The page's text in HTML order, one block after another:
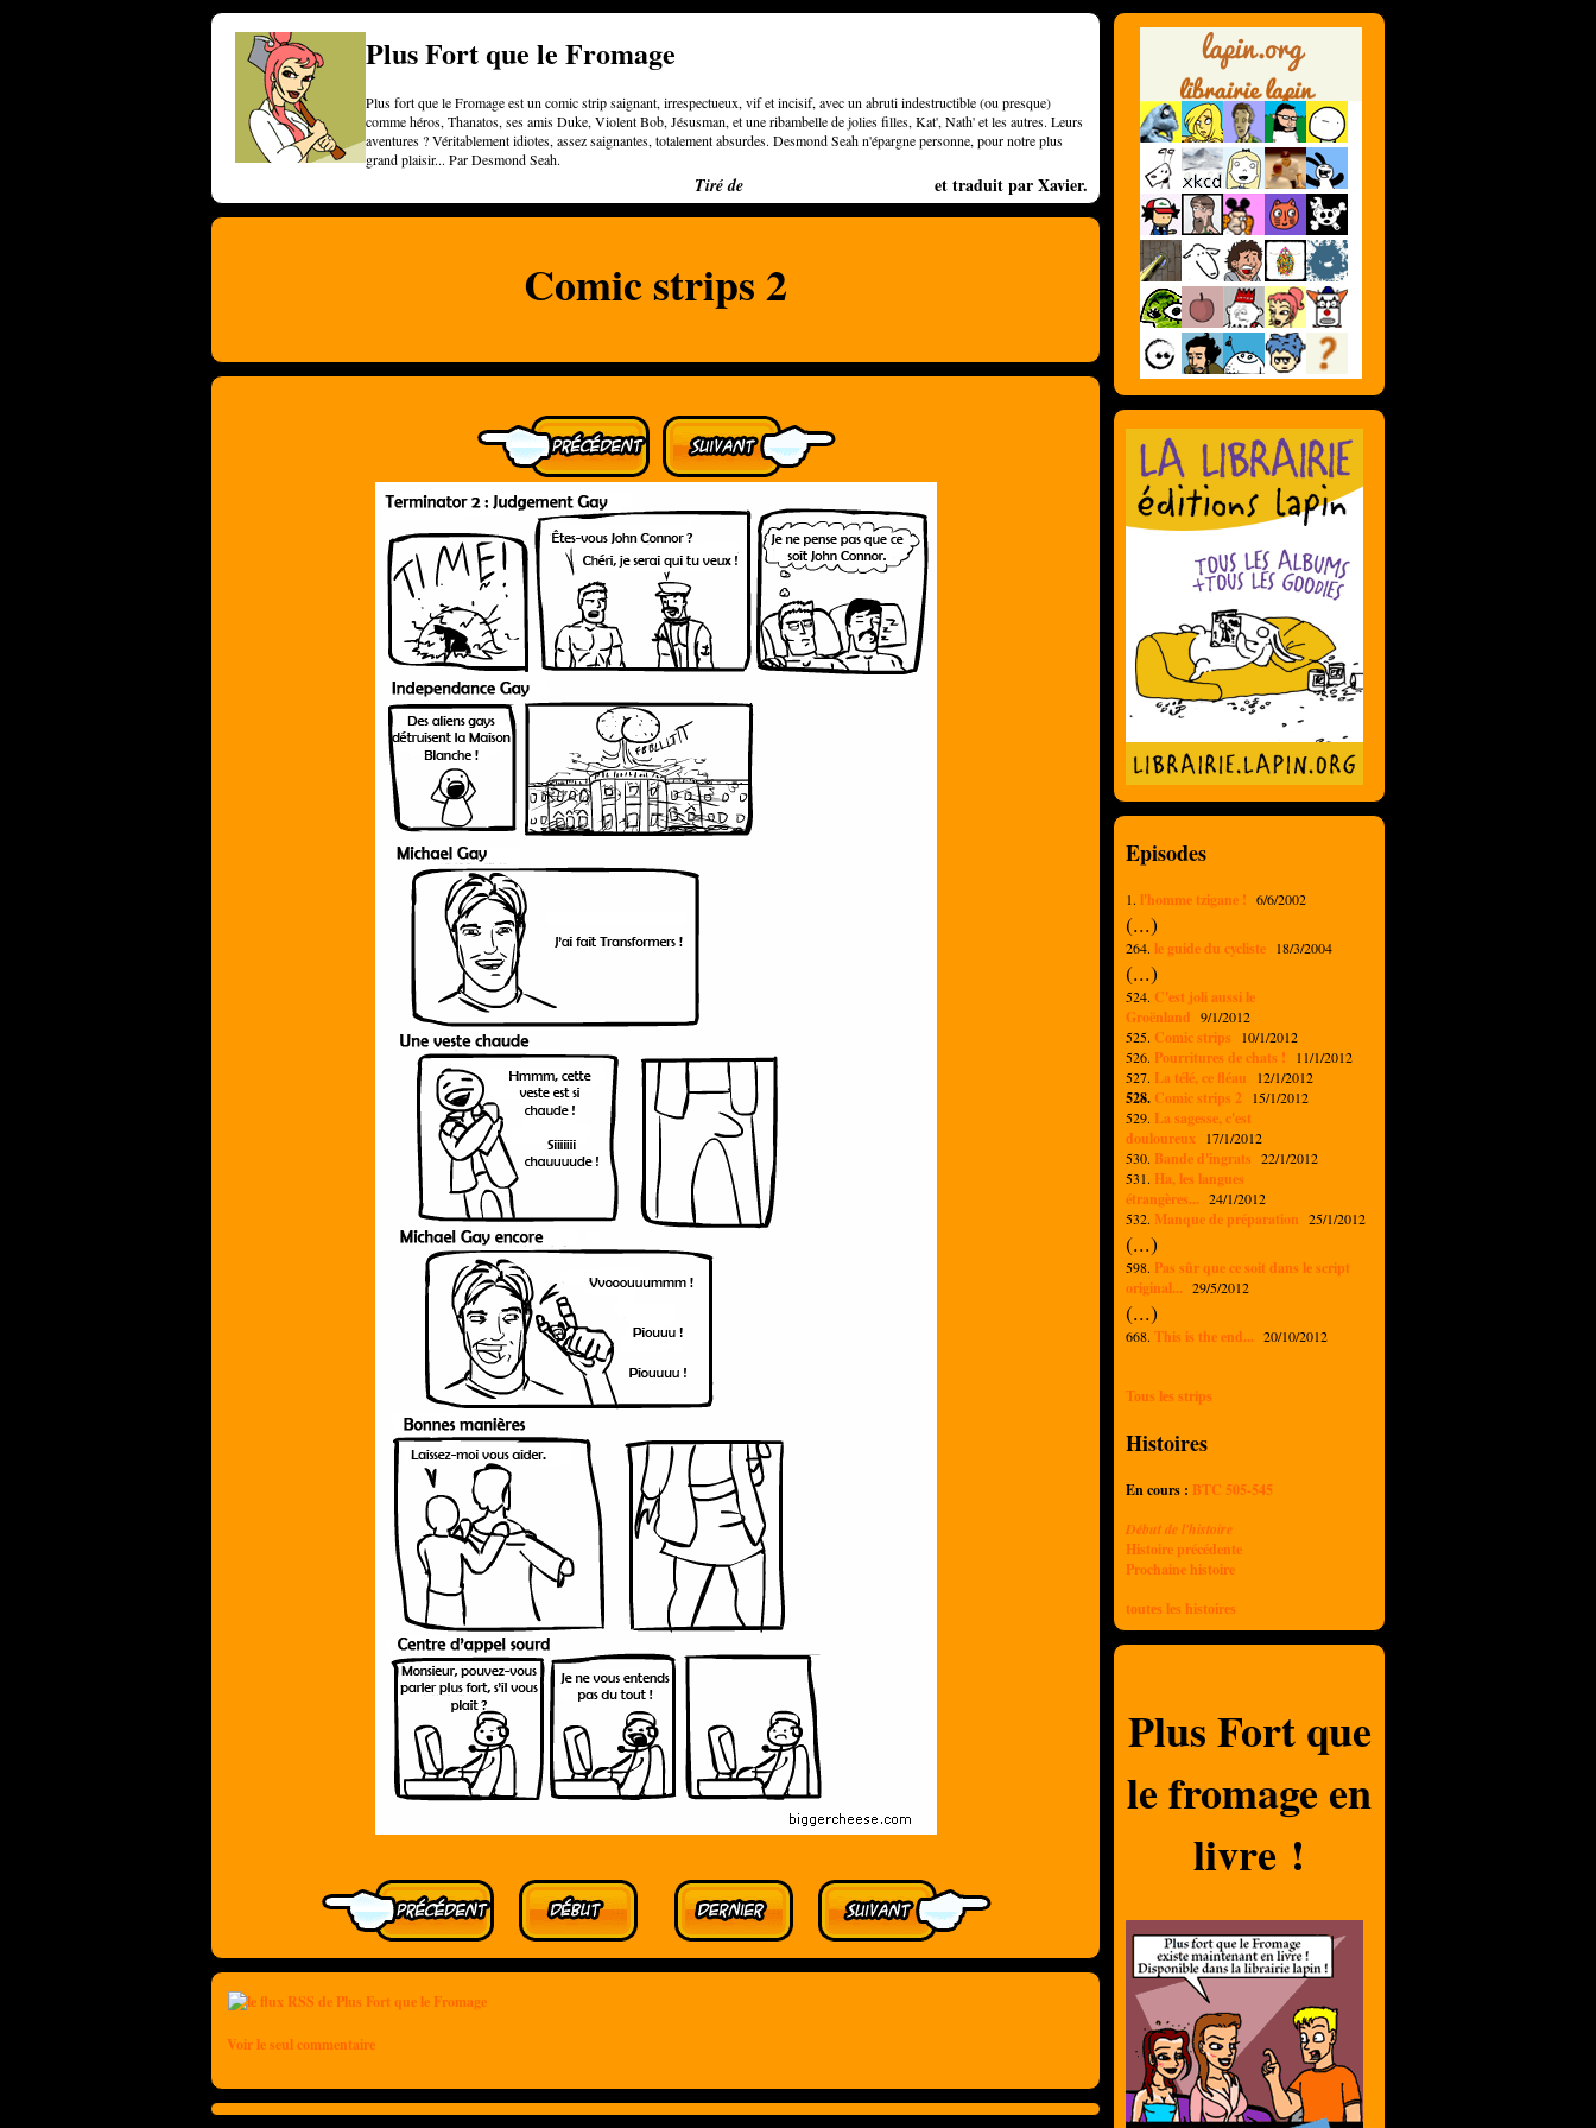
Plus Fort que le Fromage
Plus fort que le Fromage est un comic strip saignant, irrespectueux, vif et incisif, avec un abruti indestructible (ou presque)
comme héros, Thanatos, ses amis Duke, Violent Bob, Jésusman, et une ribambelle de jolies filles, Kat', Nath' et les autres. Leurs
aventures ? Véritablement idiotes, assez saignantes, totalement absurdes. Desmond Seah n'épargne personne, pour notre plus
grand plaisir... Par Desmond Seah.
Tiré de et traduit par Xavier.
Comic strips 2
Voir le seul commentaire
Episodes
1. l'homme tzigane ! 6/6/2002
(...)
264. le guide du cycliste 18/3/2004
(...)
524. C'est joli aussi le
Groënland 9/1/2012
525. Comic strips 10/1/2012
526. Pourritures de chats ! 11/1/2012
527. La télé, ce fléau 12/1/2012
528. Comic strips 2
15/1/2012
529. La sagesse, c'est
douloureux 17/1/2012
530. Bande d'ingrats 22/1/2012
531. Ha, les langues
étrangères... 24/1/2012
532. Manque de préparation 25/1/2012
(...)
598. Pas sûr que ce soit dans le script
original... 29/5/2012
(...)
668. This is the end... 20/10/2012
Tous les strips
Histoires
En cours : BTC 505-545
Début de l'histoire
Histoire précédente
Prochaine histoire
toutes les histoires
Plus Fort que
le fromage en
livre !